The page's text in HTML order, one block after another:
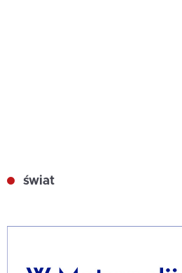
świat